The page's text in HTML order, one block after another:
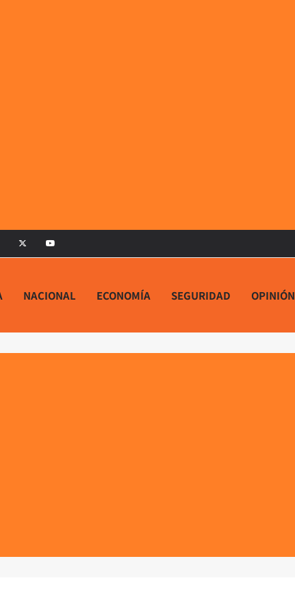
NACIONAL ECONOMÍA SEGURIDAD OPINIÓN